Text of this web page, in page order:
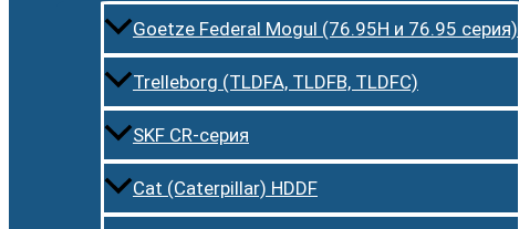
Goetze Federal Mogul (76.95H и 76.95 серия)
Trelleborg (TLDFA, TLDFB, TLDFC)
SKF CR-серия
Cat (Caterpillar) HDDF